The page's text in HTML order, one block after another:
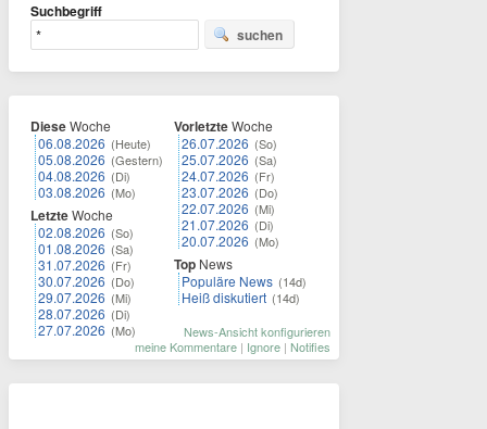
Suchbegriff
suchen
DieseWoche
06.08.2026 (Heute)
05.08.2026 (Gestern)
04.08.2026 (Di)
03.08.2026 (Mo)
LetzteWoche
02.08.2026 (So)
01.08.2026 (Sa)
31.07.2026 (Fr)
30.07.2026 (Do)
29.07.2026 (Mi)
28.07.2026 (Di)
27.07.2026 (Mo)
VorletzteWoche
26.07.2026 (So)
25.07.2026 (Sa)
24.07.2026 (Fr)
23.07.2026 (Do)
22.07.2026 (Mi)
21.07.2026 (Di)
20.07.2026 (Mo)
Top News
Populäre News (14d)
Heiß diskutiert (14d)
News-Ansicht konfigurieren
meine Kommentare | Ignore | Notifies